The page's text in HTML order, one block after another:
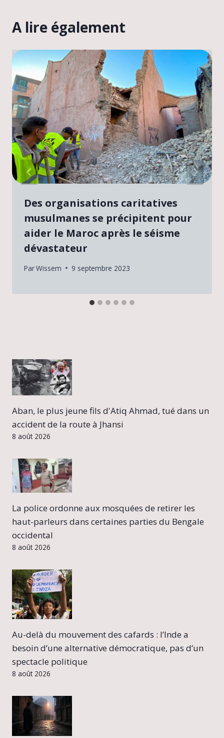
A lire également
Des organisations caritatives
musulmanes se précipitent pour
aider le Maroc après le séisme
dévastateur
ParWissem 9 septembre 2023
Aban, le plus jeune fils d'Atiq Ahmad, tué dans un
accident de la route à Jhansi
8 août 2026
La police ordonne aux mosquées de retirer les
haut-parleurs dans certaines parties du Bengale
occidental
8 août 2026
Au-delà du mouvement des cafards : l’Inde a
besoin d’une alternative démocratique, pas d’un
spectacle politique
8 août 2026